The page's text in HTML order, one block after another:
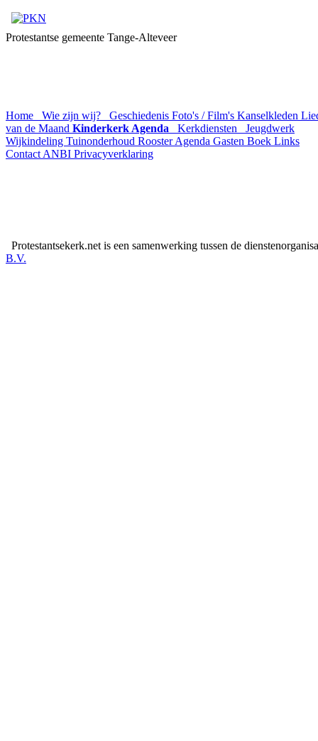
Protestantse gemeente Tange-Alteveer
Home Wie zijn wij? Geschiedenis Foto's / Film's Kanselkleden
van de Maand Kinderkerk Agenda Kerkdiensten
Jeugdwerk
Wijkindeling Tuinonderhoud RoosterAgenda Gasten Boek Links
Contact ANBI Privacyverklaring
Protestantsekerk.net is een samenwerking tussen de
B.V.